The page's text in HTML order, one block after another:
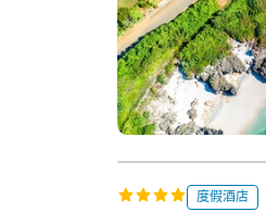
h
度假酒店